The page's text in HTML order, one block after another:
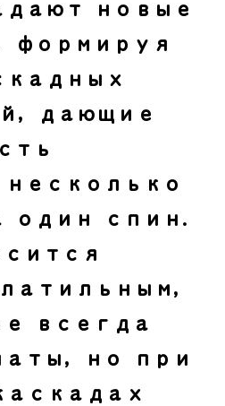
новые
формируя
дающие
один спин.
всегда
но при